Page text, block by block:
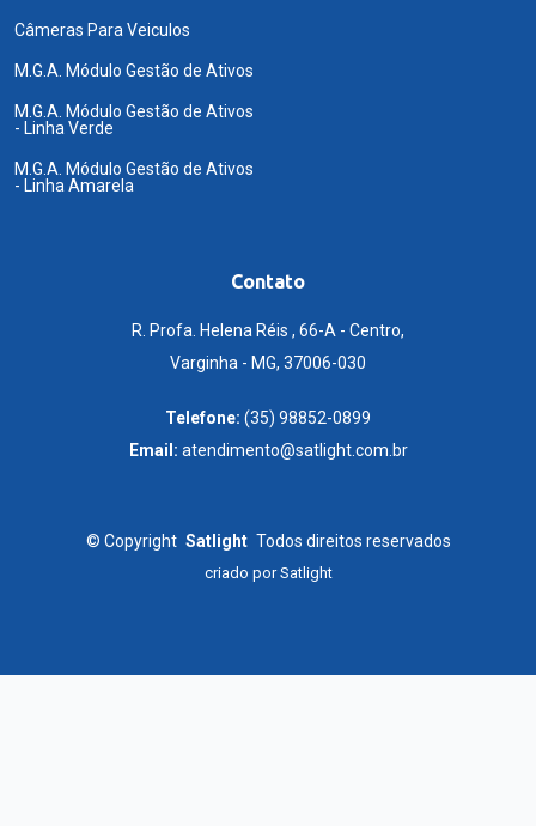
Câmeras Para Veiculos
M.G.A. Módulo Gestão de Ativos
M.G.A. Módulo Gestão de Ativos
- Linha Verde
M.G.A. Módulo Gestão de Ativos
- Linha Amarela
Contato
R. Profa. Helena Réis , 66-A - Centro,
Varginha - MG, 37006-030
Telefone: (35) 98852-0899
Email: atendimento@satlight.com.br
© Copyright Satlight Todos direitos reservados
criado porSatlight